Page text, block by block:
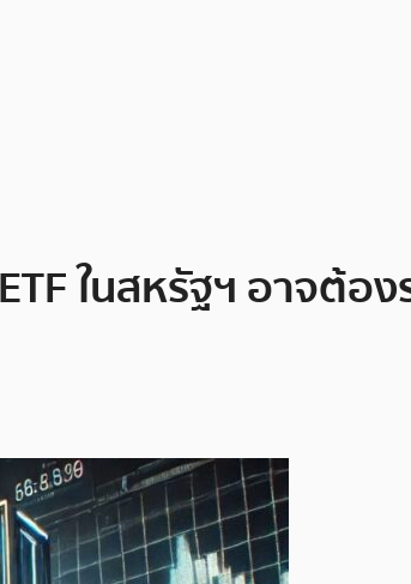
ในสหรัฐฯ อาจต้อ